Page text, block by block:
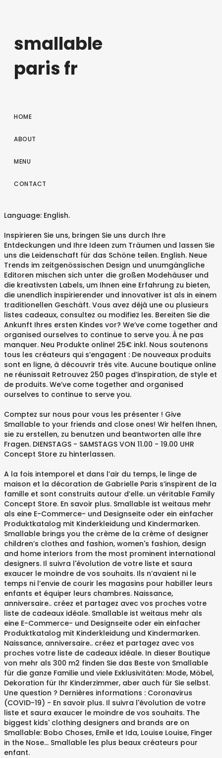
smallable
paris fr
HOME
ABOUT
MENU
CONTACT
Language: English.
Inspirieren Sie uns, bringen Sie uns durch Ihre
Entdeckungen und Ihre Ideen zum Träumen und lassen Sie
uns die Leidenschaft für das Schöne teilen. English. Neue
Trends im zeitgenössischen Design und unumgängliche
Editoren mischen sich unter die großen Modehäuser und
die kreativsten Labels, um Ihnen eine Erfahrung zu bieten,
die unendlich inspirierender und innovativer ist als in einem
traditionellen Geschäft. Vous avez déjà une ou plusieurs
listes cadeaux, consultez ou modifiez les. Bereiten Sie die
Ankunft Ihres ersten Kindes vor? We’ve come together and
organised ourselves to continue to serve you. À ne pas
manquer. Neu Produkte online! 25€ inkl. Nous soutenons
tous les créateurs qui s’engagent : De nouveaux produits
sont en ligne, à découvrir très vite. Aucune boutique online
ne réunissait Retrouvez 250 pages d’inspiration, de style et
de produits. We’ve come together and organised
ourselves to continue to serve you.
Comptez sur nous pour vous les présenter ! Give
Smallable to your friends and close ones! Wir helfen Ihnen,
sie zu erstellen, zu benutzen und beantworten alle Ihre
Fragen. DIENSTAGS - SAMSTAGS VON 11.00 - 19.00 UHR
Concept Store zu hinterlassen.
A la fois intemporel et dans l’air du temps, le linge de
maison et la décoration de Gabrielle Paris s’inspirent de la
famille et sont construits autour d’elle. un véritable Family
Concept Store. En savoir plus. Smallable ist weitaus mehr
als eine E-Commerce- und Designseite oder ein einfacher
Produktkatalog mit Kinderkleidung und Kindermarken.
Smallable brings you the crème de la crème of designer
children’s clothes and fashion, women's fashion, design
and home interiors from the most prominent international
designers. Il suivra l'évolution de votre liste et saura
exaucer le moindre de vos souhaits. Ils n’avaient ni le
temps ni l’envie de courir les magasins pour habiller leurs
enfants et équiper leurs chambres. Naissance,
anniversaire.. créez et partagez avec vos proches votre
liste de cadeaux idéale. Smallable ist weitaus mehr als
eine E-Commerce- und Designseite oder ein einfacher
Produktkatalog mit Kinderkleidung und Kindermarken.
Naissance, anniversaire.. créez et partagez avec vos
proches votre liste de cadeaux idéale. In dieser Boutique
von mehr als 300 m2 finden Sie das Beste von Smallable
für die ganze Familie und viele Exklusivitäten: Mode, Möbel,
Dekoration für Ihr Kinderzimmer, aber auch für Sie selbst.
Une question ? Dernières informations : Coronavirus
(COVID-19) - En savoir plus. Il suivra l'évolution de votre
liste et saura exaucer le moindre de vos souhaits. The
biggest kids' clothing designers and brands are on
Smallable: Bobo Choses, Emile et Ida, Louise Louise, Finger
in the Nose… Smallable les plus beaux créateurs pour
enfant.